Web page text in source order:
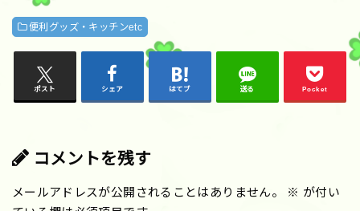
便利グッズ・キッチンetc
ポスト シェア はてブ 送る Pocket
コメントを残す
メールアドレスが公開されることはありません。 ※ が付い